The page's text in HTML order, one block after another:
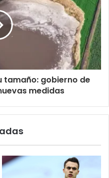
tamaño: gobierno de
medidas